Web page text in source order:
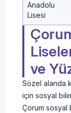
Anadolu
Lisesi
ve
Sözel alanda
için sosyal
Çorum sosyal